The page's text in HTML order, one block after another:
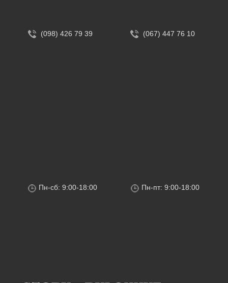
(098) 426 79 39
Пн-сб: 9:00-18:00
(067) 447 76 10
Пн-пт: 9:00-18:00